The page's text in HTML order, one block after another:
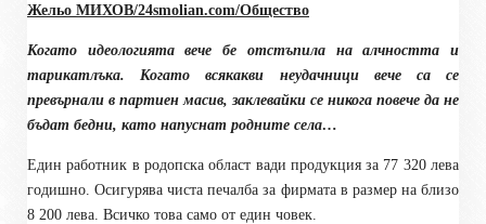
Жельо МИХОВ/24smolian.com/Общество
Когато идеологията вече бе отстъпила на алчността и
тарикатлъка. Когато всякакви неудачници вече са се
превърнали в партиен масив, заклевайки се никога повече да не
бъдат бедни, като напуснат родните села…
Един работник в родопска област вади продукция за 77 320 лева
годишно. Осигурява чиста печалба за фирмата в размер на близо
8 200 лева. Всичко това само от един човек.